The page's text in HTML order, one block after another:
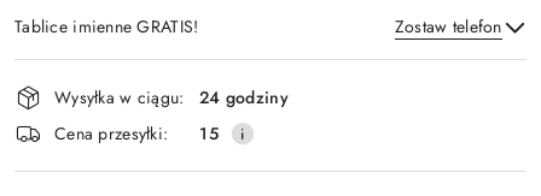
Tablice imienne GRATIS! Zostaw telefon
Wyślij
Dostępność
i
dostawa
Wysyłka w ciągu:
24 godziny
Cena przesyłki:
15